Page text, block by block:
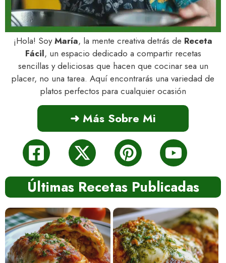
¡Hola! SoyMaría, la mente creativa detrás de Receta
Fácil, un espacio dedicado a compartir recetas
sencillas y deliciosas que hacen que cocinar sea un
placer, no una tarea. Aquí encontrarás una variedad de
platos perfectos para cualquier ocasión
➜ Más Sobre Mi
Últimas Recetas Publicadas